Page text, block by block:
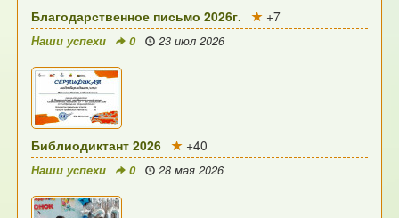
Благодарственное письмо 2026г. +7
Наши успехи 0 23 июл 2026
Библиодиктант 2026 +40
Наши успехи 0 28 мая 2026